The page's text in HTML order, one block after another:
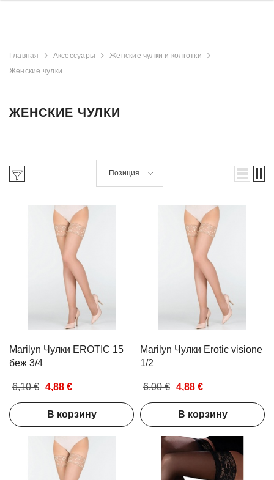
Главная Аксессуары
Женские чулки и колготки
Женские чулки
ЖЕНСКИЕ ЧУЛКИ
Позиция
Marilyn Чулки EROTIC 15
беж 3/4
6,10 € 4,88 €
В корзину
Marilyn Чулки Erotic visione
1/2
6,00 € 4,88 €
В корзину
Aristocrat Shower
Exfoliating Set
9,49 € 7,72 €
В корзину
Beauty Jar
Gift Set
15,00 €
В